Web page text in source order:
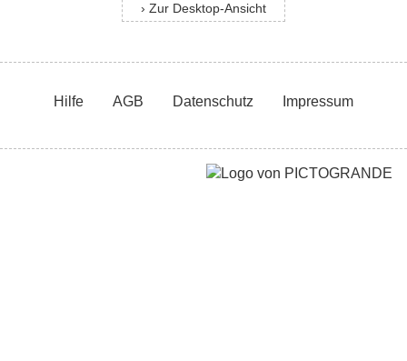
› Zur Desktop-Ansicht
Hilfe AGB Datenschutz Impressum